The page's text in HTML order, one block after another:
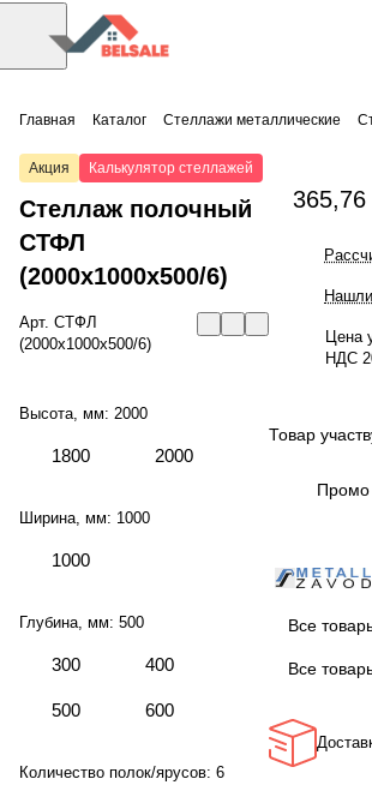
Главная Каталог Стеллажи металлические
Акция Калькулятор стеллажей
Стеллаж полочный
СТФЛ
(2000x1000x500/6)
Арт. СТФЛ
(2000x1000x500/6)
Высота, мм: 2000
1800 2000
Ширина, мм: 1000
1000
Глубина, мм: 500
300 400
500 600
Количество полок/ярусов: 6
365,76
Цена
НДС
Товар
Промо
Все
Все